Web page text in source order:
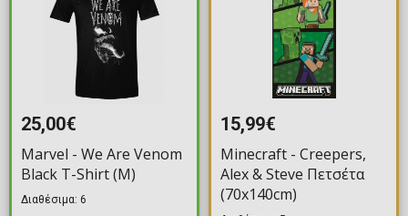
25,00€
Marvel - We Are Venom
Black T-Shirt (M)
Διαθέσιμα: 6
15,99€
Minecraft - Creepers,
Alex & Steve Πετσέτα
(70x140cm)